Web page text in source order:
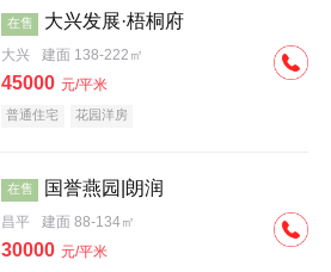
在售 大兴发展·梧桐府
大兴 建面 138-222㎡
45000 元/平米
普通住宅 花园洋房
在售 国誉燕园|朗润
昌平 建面 88-134㎡
30000 元/平米